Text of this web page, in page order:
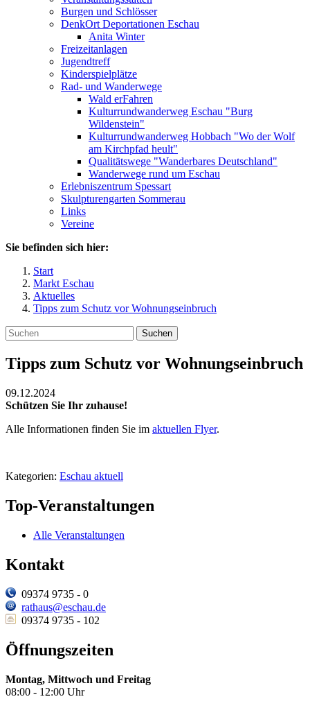
Burgen und Schlösser
DenkOrt Deportationen Eschau
Anita Winter
Freizeitanlagen
Jugendtreff
Kinderspielplätze
Rad- und Wanderwege
Wald erFahren
Kulturrundwanderweg Eschau "Burg
Wildenstein"
Kulturrundwanderweg Hobbach "Wo der Wolf
am Kirchpfad heult"
Qualitätswege "Wanderbares Deutschland"
Wanderwege rund um Eschau
Erlebniszentrum Spessart
Skulpturengarten Sommerau
Links
Vereine
Sie befinden sich hier:
Start
Markt Eschau
Aktuelles
Tipps zum Schutz vor Wohnungseinbruch
Suchen
Tipps zum Schutz vor Wohnungseinbruch
09.12.2024
Schützen Sie Ihr zuhause!
Alle Informationen finden Sie im aktuellen Flyer.
Kategorien: Eschau aktuell
Top-Veranstaltungen
Alle Veranstaltungen
Kontakt
09374 9735 - 0
rathaus@eschau.de
09374 9735 - 102
Öffnungszeiten
Montag, Mittwoch und Freitag
08:00 - 12:00 Uhr